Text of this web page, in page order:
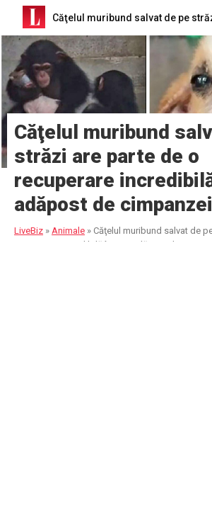
Căţelul muribund
străzi are parte de o
recuperare
adăpost de cimpanzei
LiveBiz » Animale » Căţelul muribund salvat de
recuperare incredibilă într-un adăpost de